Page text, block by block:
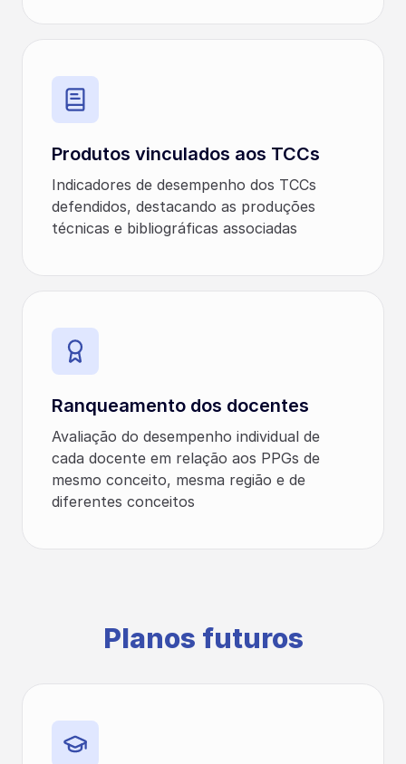
Produtos vinculados aos TCCs
Indicadores de desempenho dos TCCs
defendidos, destacando as produções
técnicas e bibliográficas associadas
Ranqueamento dos docentes
Avaliação do desempenho individual de
cada docente em relação aos PPGs de
mesmo conceito, mesma região e de
diferentes conceitos
Planos futuros